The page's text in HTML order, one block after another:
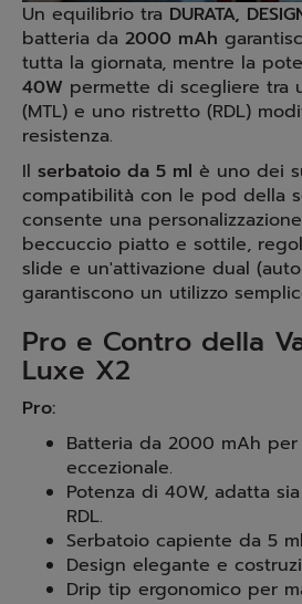
Un equilibrio tra DURATA,
batteria da 2000 mAh
tutta la giornata, mentre la
40W permette di scegliere tra
(MTL) e uno ristretto (RDL)
resistenza.
Il serbatoio da 5 ml è uno dei
compatibilità con le pod della
consente una
beccuccio piatto e sottile,
slide e un'attivazione dual
garantiscono un utilizzo
Pro e Contro della
Luxe X2
Pro:
Batteria da 2000 mAh per
eccezionale.
Potenza di 40W, adatta
RDL.
Serbatoio capiente da 5
Design elegante e
Drip tip ergonomico per